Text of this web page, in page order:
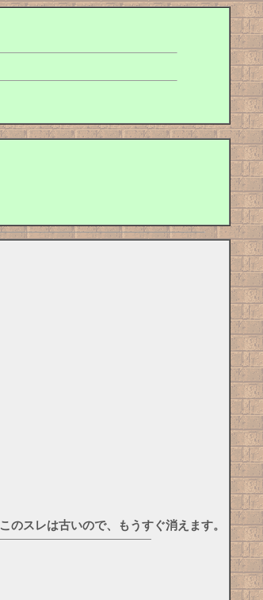
このスレは古いので、もうすぐ消えます。